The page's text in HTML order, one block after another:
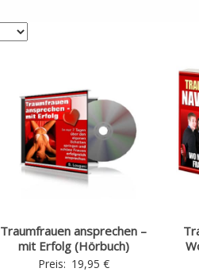
Traumfrauen ansprechen –
mit Erfolg (Hörbuch)
Preis: 19,95 €